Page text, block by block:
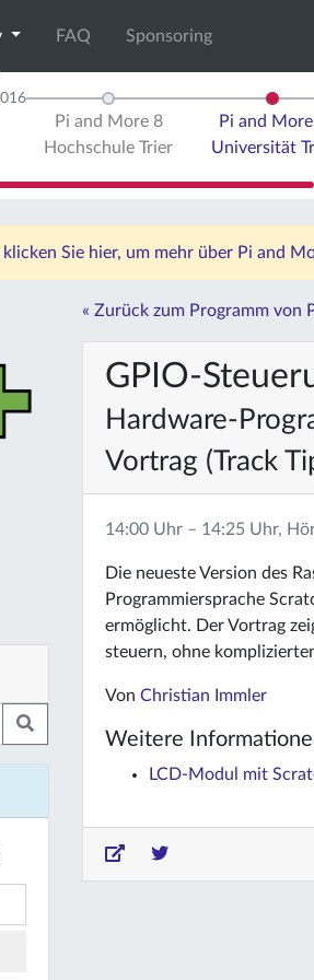
FAQ Sponsoring
Pi and More 8
Hochschule Trier
Pi and
Universität
klicken Sie hier, um mehr über Pi and
« Zurück zum Programm von
GPIO-
Hardware-
Vortrag (Track
14:00 Uhr – 14:25 Uhr,
Die neueste Version des
Programmiersprache
ermöglicht. Der Vortrag
steuern, ohne
Von Christian Immler
Weitere
LCD-Modul mit